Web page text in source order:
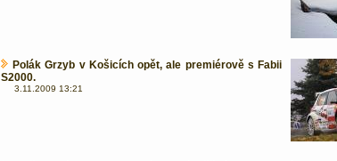
Polák Grzyb v Košicích opět, ale premiérově s Fabii
S2000.
3.11.2009 13:21